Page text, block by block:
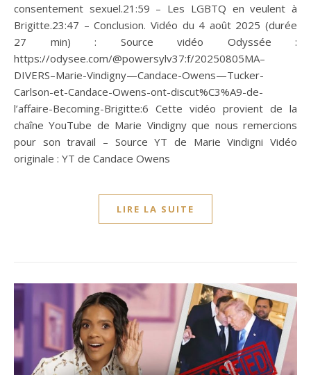
consentement sexuel.21:59 – Les LGBTQ en veulent à
Brigitte.23:47 – Conclusion. Vidéo du 4 août 2025 (durée
27 min) : Source vidéo Odyssée :
https://odysee.com/@powersylv37:f/20250805MA–
DIVERS–Marie-Vindigny—Candace-Owens—Tucker-
Carlson-et-Candace-Owens-ont-discut%C3%A9-de-
l’affaire-Becoming-Brigitte:6 Cette vidéo provient de la
chaîne YouTube de Marie Vindigny que nous remercions
pour son travail – Source YT de Marie Vindigni Vidéo
originale : YT de Candace Owens
LIRE LA SUITE